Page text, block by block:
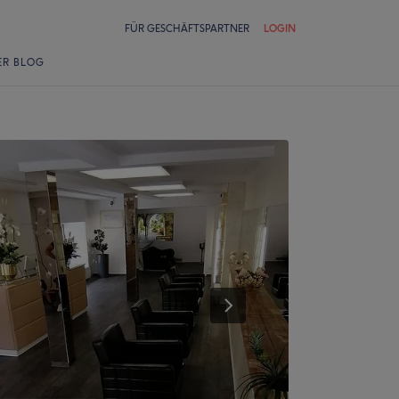
FÜR GESCHÄFTSPARTNER LOGIN
BLOG